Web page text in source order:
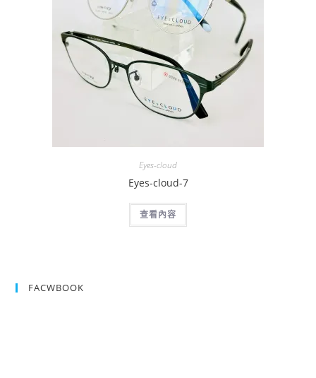
Eyes-cloud
Eyes-cloud-7
查看內容
FACWBOOK